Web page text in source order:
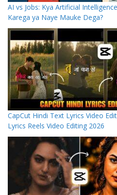
AI vs Jobs: Kya Artificial
Karega ya Naye Mauke Dega?
CapCut Hindi Text Lyrics Video
Lyrics Reels Video Editing 2026